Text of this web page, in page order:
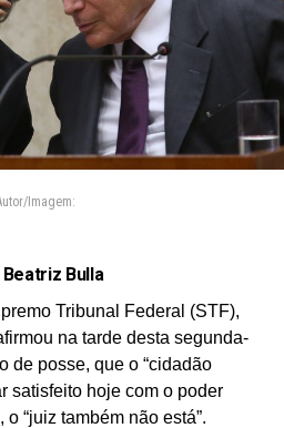
Imagem:
Bulla
Tribunal Federal (STF),
na tarde desta segunda-
de posse, que o “cidadão
satisfeito hoje com o poder
“juiz também não está”.